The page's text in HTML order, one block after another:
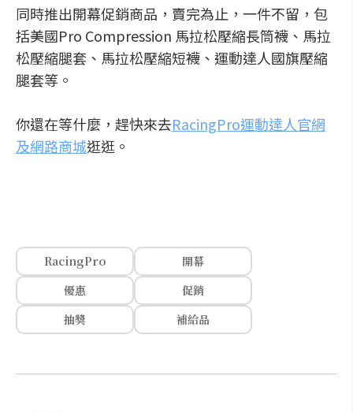
同時推出開幕促銷商品，賣完為止，一件不留，包
括美國Pro Compression 馬拉松壓縮長筒襪、馬拉
松壓縮腿套、馬拉松壓縮短襪、運動達人國旗壓縮
腿套等。
你還在等什麼，趕快來去RacingPro運動達人官網
及網路商城逛逛。
RacingPro
開幕
優惠
促銷
抽獎
補給品